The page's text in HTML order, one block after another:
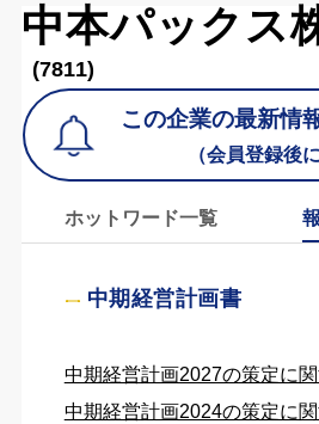
中本パックス
(7811)
この企業の最新情
（会員登録後
ホットワード一覧
中期経営計画書
中期経営計画2027の策定に
中期経営計画2024の策定に